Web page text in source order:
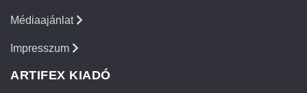
Médiaajánlat
Impresszum
ARTIFEX KIADÓ